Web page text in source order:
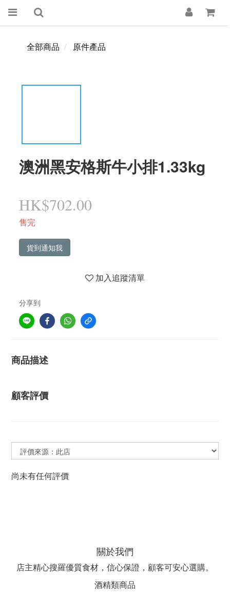
全部商品 原件產品
澳洲黑安格斯牛小排1.33kg
HK$702.00
售完
貨到通知我
加入追蹤清單
分享到
商品描述
顧客評價
尚未有任何評價
關於我們
店主精心搜羅優質食材，信心保證，顧客可安心選購。
酒精類商品